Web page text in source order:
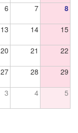
6 7 8
13 14 15
20 21 22
27 28 29
3 4 5